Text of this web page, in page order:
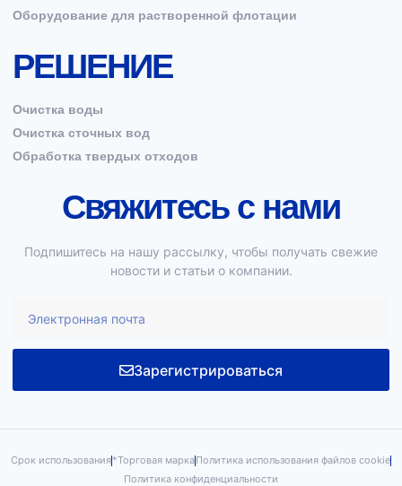
Оборудование для растворенной флотации
РЕШЕНИЕ
Очистка воды
Очистка сточных вод
Обработка твердых отходов
Свяжитесь с нами
Подпишитесь на нашу рассылку, чтобы получать свежие
новости и статьи о компании.
Зарегистрироваться
Срок использования*Торговая маркаПолитика использования файлов cookie
Политика конфиденциальности